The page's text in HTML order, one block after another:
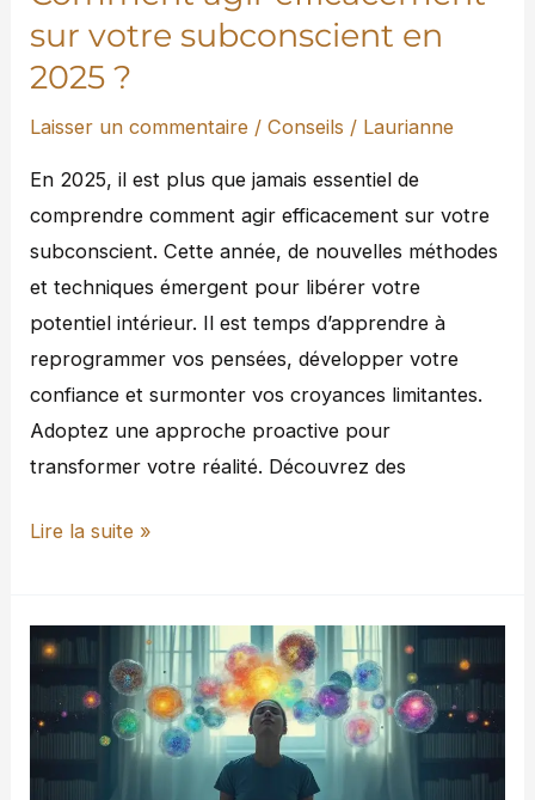
sur votre subconscient en
2025 ?
Laisser un commentaire /Conseils / Laurianne
En 2025, il est plus que jamais essentiel de
comprendre comment agir efficacement sur votre
subconscient. Cette année, de nouvelles méthodes
et techniques émergent pour libérer votre
potentiel intérieur. Il est temps d’apprendre à
reprogrammer vos pensées, développer votre
confiance et surmonter vos croyances limitantes.
Adoptez une approche proactive pour
transformer votre réalité. Découvrez des
Lire la suite »
Comment
interroger
son
subconscient
pour